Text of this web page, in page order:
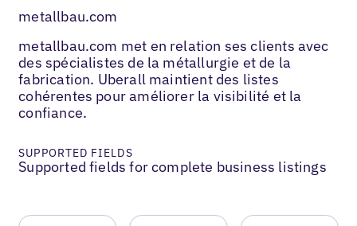
metallbau.com
metallbau.com met en relation ses clients avec
des spécialistes de la métallurgie et de la
fabrication. Uberall maintient des listes
cohérentes pour améliorer la visibilité et la
confiance.
SUPPORTED FIELDS
Supported fields for complete business listings